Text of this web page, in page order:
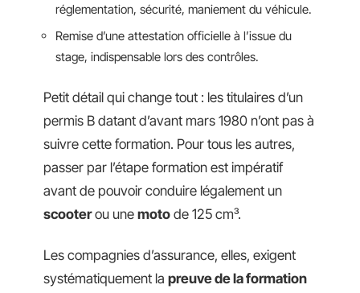
réglementation, sécurité, maniement du véhicule.
Remise d’une attestation officielle à l’issue du
stage, indispensable lors des contrôles.
Petit détail qui change tout : les titulaires d’un
permis B datant d’avant mars 1980 n’ont pas à
suivre cette formation. Pour tous les autres,
passer par l’étape formation est impératif
avant de pouvoir conduire légalement un
scooterou une moto de 125 cm³.
Les compagnies d’assurance, elles, exigent
systématiquement la preuve de la formation